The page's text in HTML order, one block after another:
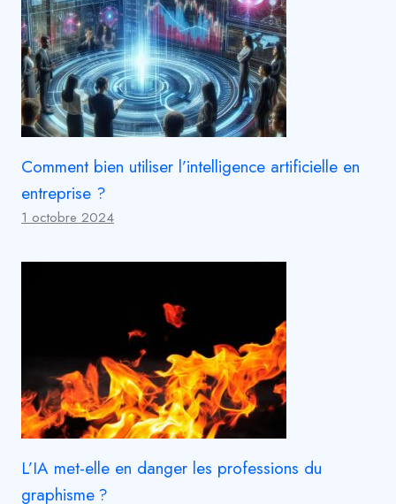
Comment bien utiliser l’intelligence artificielle en
entreprise ?
1 octobre 2024
L’IA met-elle en danger les professions du
graphisme ?